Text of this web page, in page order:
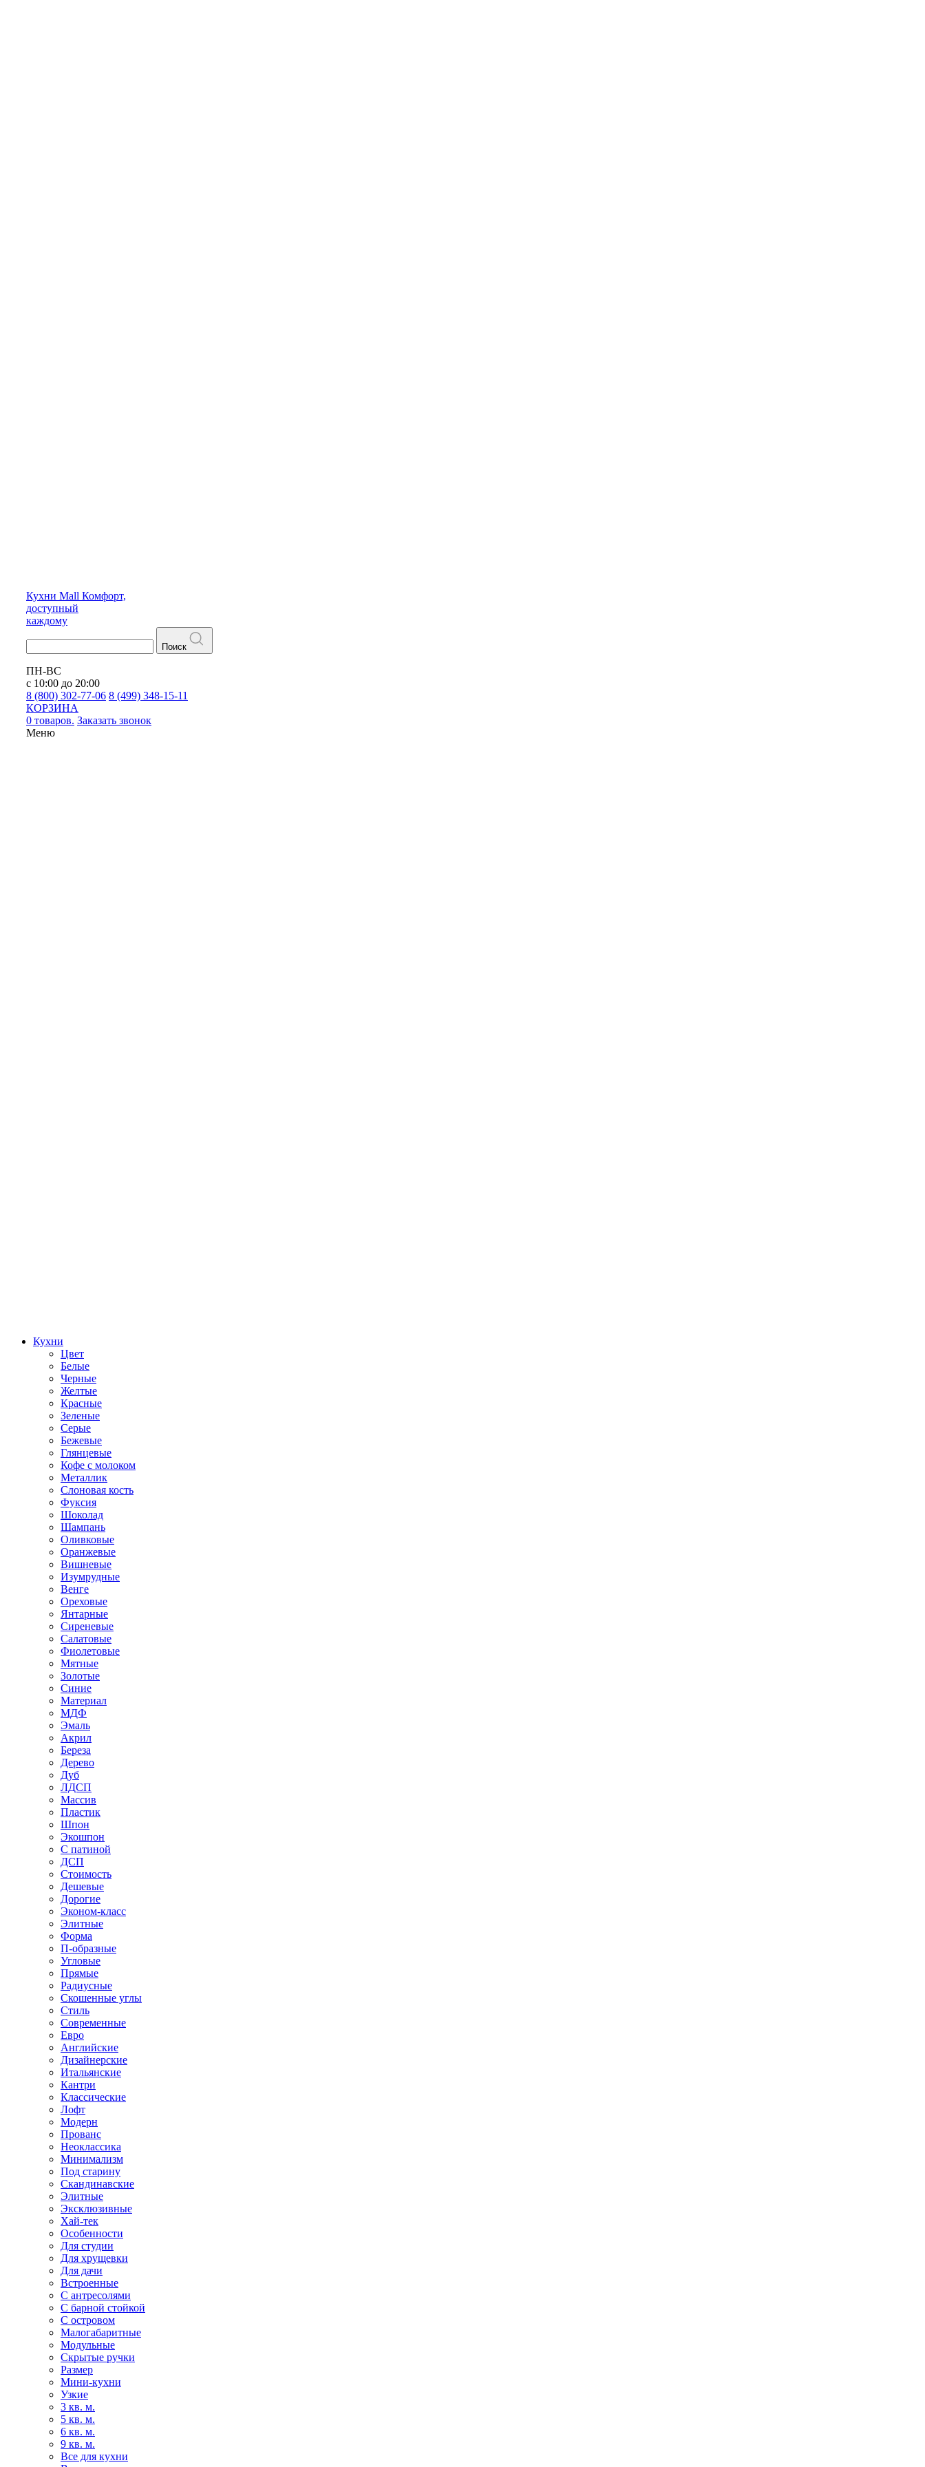
Кухни Mall Комфорт,
доступный
каждому
Поиск
ПН-ВС
с 10:00 до 20:00
8 (800) 302-77-06 8 (499) 348-15-11
КОРЗИНА
0 товаров. Заказать звонок
Меню
Кухни
Цвет
Белые
Черные
Желтые
Красные
Зеленые
Серые
Бежевые
Глянцевые
Кофе с молоком
Металлик
Слоновая кость
Фуксия
Шоколад
Шампань
Оливковые
Оранжевые
Вишневые
Изумрудные
Венге
Ореховые
Янтарные
Сиреневые
Салатовые
Фиолетовые
Мятные
Золотые
Синие
Материал
МДФ
Эмаль
Акрил
Береза
Дерево
Дуб
ЛДСП
Массив
Пластик
Шпон
Экошпон
С патиной
ДСП
Стоимость
Дешевые
Дорогие
Эконом-класс
Элитные
Форма
П-образные
Угловые
Прямые
Радиусные
Скошенные углы
Стиль
Современные
Евро
Английские
Дизайнерские
Итальянские
Кантри
Классические
Лофт
Модерн
Прованс
Неоклассика
Минимализм
Под старину
Скандинавские
Элитные
Эксклюзивные
Хай-тек
Особенности
Для студии
Для хрущевки
Для дачи
Встроенные
С антресолями
С барной стойкой
С островом
Малогабаритные
Модульные
Скрытые ручки
Размер
Мини-кухни
Узкие
3 кв. м.
5 кв. м.
6 кв. м.
9 кв. м.
Все для кухни